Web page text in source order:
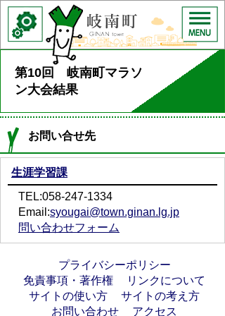
第10回 岐南町マラソ
ン大会結果
お問い合せ先
生涯学習課
TEL:058-247-1334
Email:syougai@town.ginan.lg.jp
問い合わせフォーム
プライバシーポリシー
免責事項・著作権
リンクについて
サイトの使い方
サイトの考え方
お問い合わせ
アクセス